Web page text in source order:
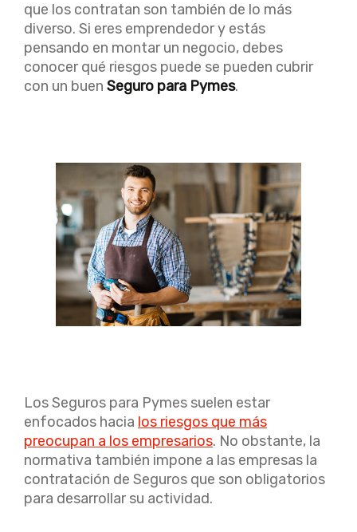
que los contratan son también de lo más
diverso. Si eres emprendedor y estás
pensando en montar un negocio, debes
conocer qué riesgos puede se pueden cubrir
con un buen Seguro para Pymes.
Los Seguros para Pymes suelen estar
enfocados hacia los riesgos que más
preocupan a los empresarios. No obstante, la
normativa también impone a las empresas la
contratación de Seguros que son obligatorios
para desarrollar su actividad.